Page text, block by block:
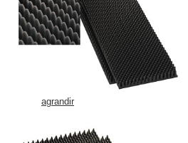
agrandir